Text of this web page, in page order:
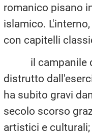
romanico pisano
islamico.
con capitelli
il campanile
distrutto
ha subito gravi
secolo scorso
artistici e culturali;